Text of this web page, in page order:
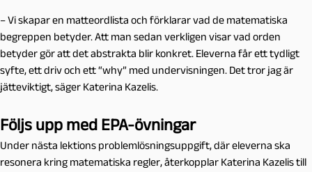
– Vi skapar en matteordlista och förklarar vad de matematiska
begreppen betyder. Att man sedan verkligen visar vad orden
betyder gör att det abstrakta blir konkret. Eleverna får ett tydligt
syfte, ett driv och ett “why” med undervisningen. Det tror jag är
jätteviktigt, säger Katerina Kazelis.
Följs upp med EPA-övningar
Under nästa lektions problemlösningsuppgift, där eleverna ska
resonera kring matematiska regler, återkopplar Katerina Kazelis till